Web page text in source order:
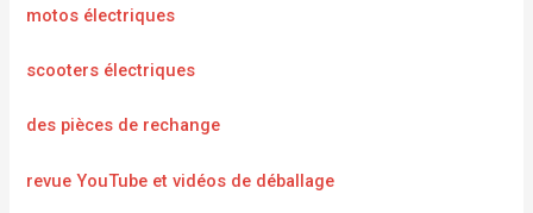
motos électriques
scooters électriques
des pièces de rechange
revue YouTube et vidéos de déballage